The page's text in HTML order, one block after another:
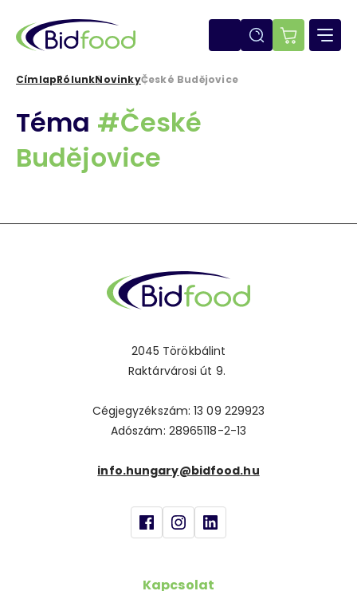
tartalomra
E-
CímlapRólunkNovinkyČeské Budějovice
Téma #České
Budějovice
2045 Törökbálint
Raktárvárosi út 9.
Cégjegyzékszám: 13 09 229923
Adószám: 28965118-2-13
info.hungary@bidfood.hu
Kapcsolat